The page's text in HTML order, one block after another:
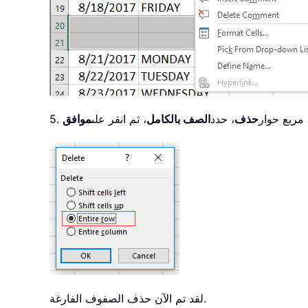
مربع حوار حذف، حددالصف بالكامل، ثم انقر علىموافق
لقد تم الآن حذف الصفوف الفارغة.